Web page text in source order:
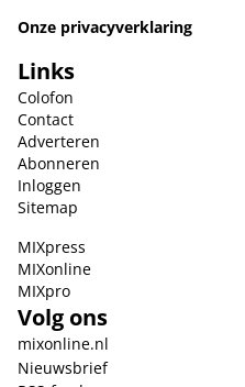
Onze privacyverklaring
Links
Colofon
Contact
Adverteren
Abonneren
Inloggen
Sitemap
MIXpress
MIXonline
MIXpro
Volg ons
mixonline.nl
Nieuwsbrief